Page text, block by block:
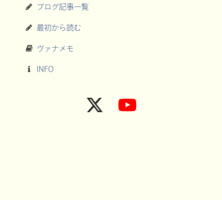
ブログ記事一覧
最初から読む
ヴァナメモ
INFO